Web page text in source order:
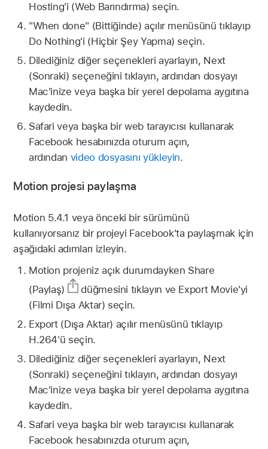
Hosting'i (Web Barındırma) seçin.
"When done" (Bittiğinde) açılır menüsünü tıklayıp
Do Nothing'i (Hiçbir Şey Yapma) seçin.
Dilediğiniz diğer seçenekleri ayarlayın, Next
(Sonraki) seçeneğini tıklayın, ardından dosyayı
Mac'inize veya başka bir yerel depolama aygıtına
kaydedin.
Safari veya başka bir web tarayıcısı kullanarak
Facebook hesabınızda oturum açın,
ardından video dosyasını yükleyin.
Motion projesi paylaşma
Motion 5.4.1 veya önceki bir sürümünü
kullanıyorsanız bir projeyi Facebook'ta paylaşmak için
aşağıdaki adımları izleyin.
Motion projeniz açık durumdayken Share
(Paylaş)
düğmesini tıklayın ve Export Movie'yi
(Filmi Dışa Aktar) seçin.
Export (Dışa Aktar) açılır menüsünü tıklayıp
H.264'ü seçin.
Dilediğiniz diğer seçenekleri ayarlayın, Next
(Sonraki) seçeneğini tıklayın, ardından dosyayı
Mac'inize veya başka bir yerel depolama aygıtına
kaydedin.
Safari veya başka bir web tarayıcısı kullanarak
Facebook hesabınızda oturum açın,